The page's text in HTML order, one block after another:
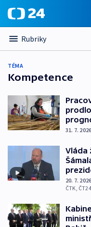
Rubriky
TÉMA
Kompetence
31. 7. 2026
Vláda
20. 7. 2026
ČTK, ČT24